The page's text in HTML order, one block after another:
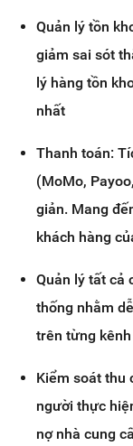
Quản lý tồn
giảm sai sót
lý hàng tồn
nhất
Thanh toán:
(MoMo,
giản. Mang
khách hàng
Quản lý tất cả
thống nhằm
trên từng
Kiểm soát thu
người thực
nợ nhà cung